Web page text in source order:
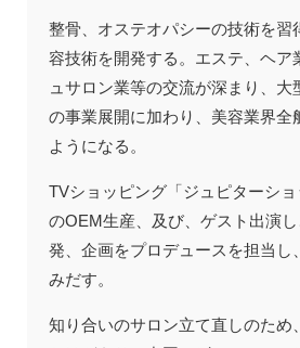
整骨、オステオパシーの技術を習
容技術を開発する。エステ、ヘア
ュサロン業等の交流が深まり、大
の事業展開に加わり、美容業界全
ようになる。
TVショッピング「ジュピターショ
のOEM生産、及び、ゲスト出演
発、企画をプロデュースを担当し
みだす。
知り合いのサロン立て直しのため